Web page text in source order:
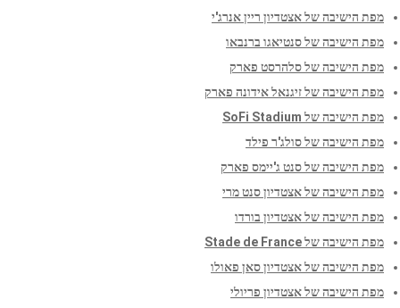
מפת הישיבה של אצטדיון ריין אנרג'י
מפת הישיבה של סנטיאגו ברנבאו
מפת הישיבה של סלהרסט פארק
מפת הישיבה של זיגנאל אידונה פארק
מפת הישיבה של SoFi Stadium
מפת הישיבה של סולג'ר פילד
מפת הישיבה של סנט ג'יימס פארק
מפת הישיבה של אצטדיון סנט מרי
מפת הישיבה של אצטדיון בורדו
מפת הישיבה של Stade de France
מפת הישיבה של אצטדיון סאן פאולו
מפת הישיבה של אצטדיון פריולי